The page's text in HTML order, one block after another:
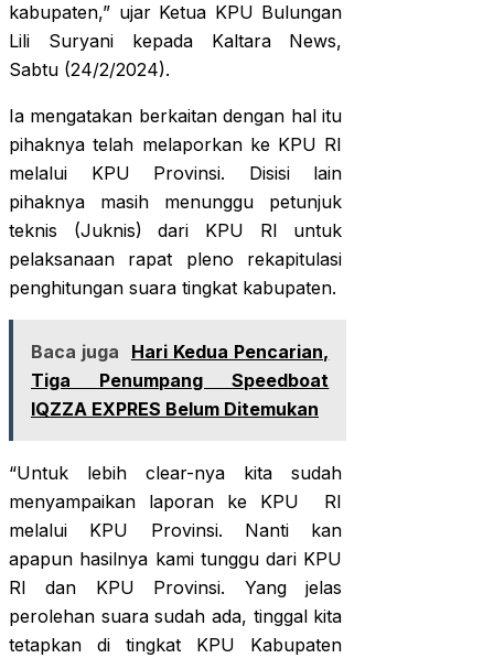
kabupaten,” ujar Ketua KPU Bulungan
Lili Suryani kepada Kaltara News,
Sabtu (24/2/2024).
Ia mengatakan berkaitan dengan hal itu
pihaknya telah melaporkan ke KPU RI
melalui KPU Provinsi. Disisi lain
pihaknya masih menunggu petunjuk
teknis (Juknis) dari KPU RI untuk
pelaksanaan rapat pleno rekapitulasi
penghitungan suara tingkat kabupaten.
Baca juga
Hari Kedua Pencarian,
Tiga Penumpang Speedboat
IQZZA EXPRES Belum Ditemukan
“Untuk lebih clear-nya kita sudah
menyampaikan laporan ke KPU RI
melalui KPU Provinsi. Nanti kan
apapun hasilnya kami tunggu dari KPU
RI dan KPU Provinsi. Yang jelas
perolehan suara sudah ada, tinggal kita
tetapkan di tingkat KPU Kabupaten